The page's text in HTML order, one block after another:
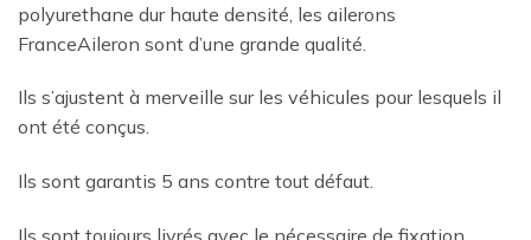
polyurethane dur haute densité, les ailerons
FranceAileron sont d’une grande qualité.
Ils s’ajustent à merveille sur les véhicules pour lesquels il
ont été conçus.
Ils sont garantis 5 ans contre tout défaut.